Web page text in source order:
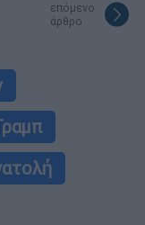
επόμενο
άρθρο